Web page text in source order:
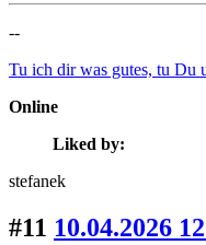
--
Tu ich dir was gutes, tu Du
Online
Liked by:
stefanek
#11 10.04.2026